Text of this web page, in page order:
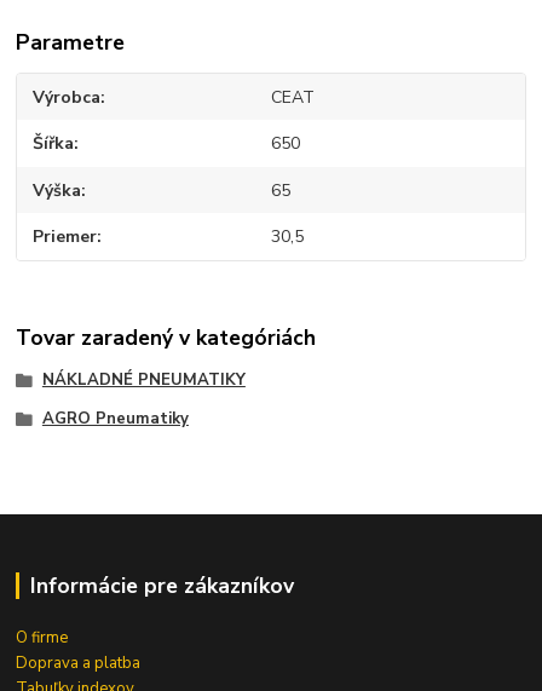
Parametre
Výrobca CEAT
Šířka 650
Výška 65
Priemer 30,5
Tovar zaradený v kategóriách
NÁKLADNÉ PNEUMATIKY
AGRO Pneumatiky
Informácie pre zákazníkov
O firme
Doprava a platba